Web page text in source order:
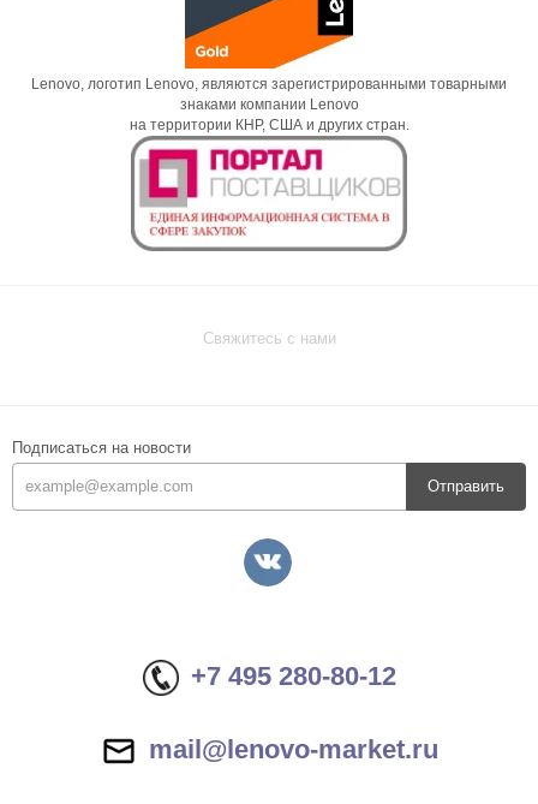
Lenovo, логотип Lenovo, являются зарегистрированными товарными
знаками компании Lenovo
на территории КНР, США и других стран.
Свяжитесь с нами
Подписаться на новости
Отправить
+7 495 280-80-12
mail@lenovo-market.ru